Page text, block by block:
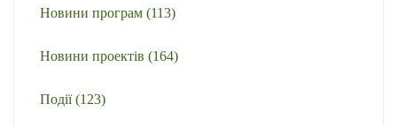
Новини програм (113)
Новини проектів (164)
Події(123)